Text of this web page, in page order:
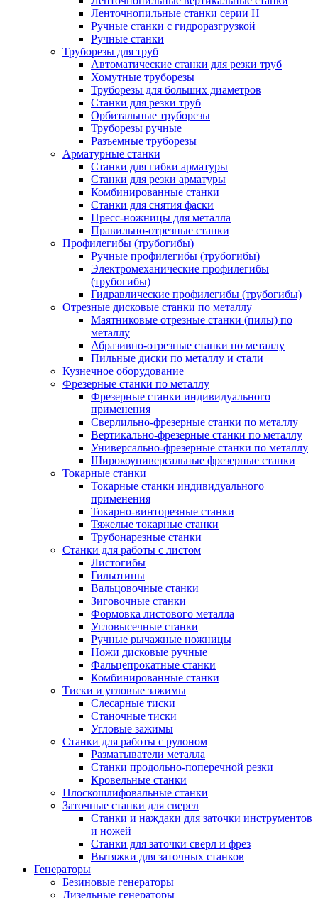
Ленточнопильные станки серии H
Ручные станки с гидроразгрузкой
Ручные станки
Труборезы для труб
Автоматические станки для резки труб
Хомутные труборезы
Труборезы для больших диаметров
Станки для резки труб
Орбитальные труборезы
Труборезы ручные
Разъемные труборезы
Арматурные станки
Станки для гибки арматуры
Станки для резки арматуры
Комбинированные станки
Станки для снятия фаски
Пресс-ножницы для металла
Правильно-отрезные станки
Профилегибы (трубогибы)
Ручные профилегибы (трубогибы)
Электромеханические профилегибы
(трубогибы)
Гидравлические профилегибы (трубогибы)
Отрезные дисковые станки по металлу
Маятниковые отрезные станки (пилы) по
металлу
Абразивно-отрезные станки по металлу
Пильные диски по металлу и стали
Кузнечное оборудование
Фрезерные станки по металлу
Фрезерные станки индивидуального
применения
Сверлильно-фрезерные станки по металлу
Вертикально-фрезерные станки по металлу
Универсально-фрезерные станки по металлу
Широкоуниверсальные фрезерные станки
Токарные станки
Токарные станки индивидуального
применения
Токарно-винторезные станки
Тяжелые токарные станки
Трубонарезные станки
Станки для работы с листом
Листогибы
Гильотины
Вальцовочные станки
Зиговочные станки
Формовка листового металла
Угловысечные станки
Ручные рычажные ножницы
Ножи дисковые ручные
Фальцепрокатные станки
Комбинированные станки
Тиски и угловые зажимы
Слесарные тиски
Станочные тиски
Угловые зажимы
Станки для работы с рулоном
Разматыватели металла
Станки продольно-поперечной резки
Кровельные станки
Плоскошлифовальные станки
Заточные станки для сверел
Станки и наждаки для заточки инструментов
и ножей
Станки для заточки сверл и фрез
Вытяжки для заточных станков
Генераторы
Безиновые генераторы
Дизельные генераторы